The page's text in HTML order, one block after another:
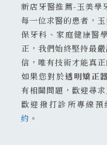
新店牙醫推薦-玉美學
每一位求醫的患者，
保牙科、家庭健康醫
正，我們始終堅持最
信，唯有技術才能真正
如果您對於透明矯正
有相關問題，歡迎尋
歡迎撥打診所專線預
約 。